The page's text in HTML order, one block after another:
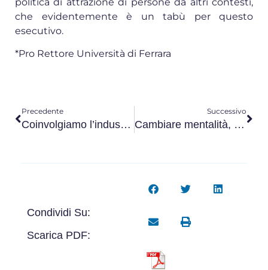
che evidentemente è un tabù per questo
esecutivo.
*Pro Rettore Università di Ferrara
Precedente
Coinvolgiamo l’industria per moltiplicare gli investimenti
Successivo
Cambiare mentalità, per evitare che la storia si ripeta
Condividi Su:
Scarica PDF: